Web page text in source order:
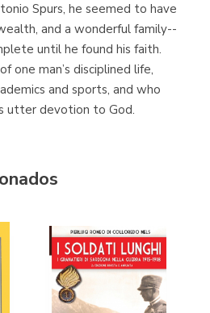
Proteo
(Málaga)
Spurs, he seemed to have
and a wonderful family--
until he found his faith.
one man’s disciplined life,
and sports, and who
utter devotion to God.